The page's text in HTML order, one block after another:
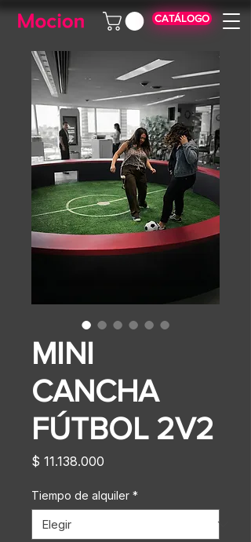
CATÁLOGO
MINI
CANCHA
FÚTBOL 2V2
$ 11.138.000
Tiempo de alquiler *